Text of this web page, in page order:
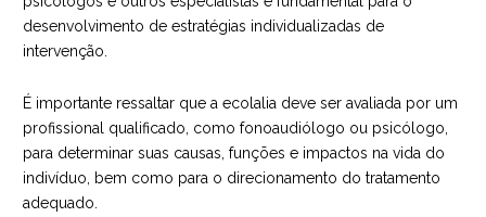
desenvolvimento de estratégias individualizadas de
intervenção.
É importante ressaltar que a ecolalia deve ser avaliada por um
profissional qualificado, como fonoaudiólogo ou psicólogo,
para determinar suas causas, funções e impactos na vida do
indivíduo, bem como para o direcionamento do tratamento
adequado.